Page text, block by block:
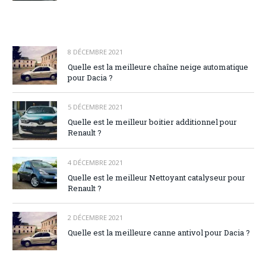
8 DÉCEMBRE 2021
Quelle est la meilleure chaîne neige automatique
pour Dacia ?
5 DÉCEMBRE 2021
Quelle est le meilleur boitier additionnel pour
Renault ?
4 DÉCEMBRE 2021
Quelle est le meilleur Nettoyant catalyseur pour
Renault ?
2 DÉCEMBRE 2021
Quelle est la meilleure canne antivol pour Dacia ?